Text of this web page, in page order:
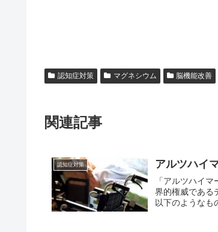
認知症対策 マグネシウム 脳機能改善
関連記事
認知症対策 アルツハイ
「アルツハイ
界的権威である
以下のようなも